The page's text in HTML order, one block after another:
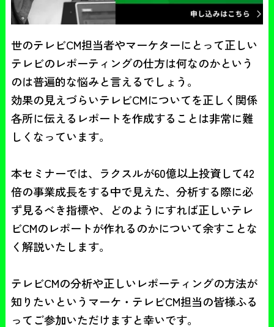
世のテレビCM担当者やマーケターにとって正しい
テレビのレポーティングの仕方は何なのかという
のは普遍的な悩みと言えるでしょう。
効果の見えづらいテレビCMについてを正しく関係
各所に伝えるレポートを作成することは非常に難
しくなっています。
本セミナーでは、ラクスルが60億以上投資して42
倍の事業成長をする中で見えた、分析する際に必
ず見るべき指標や、どのようにすれば正しいテレ
ビCMのレポートが作れるのかについて余すことな
く解説いたします。
テレビCMの分析や正しいレポーティングの方法が
知りたいというマーケ・テレビCM担当の皆様ふる
ってご参加いただけますと幸いです。